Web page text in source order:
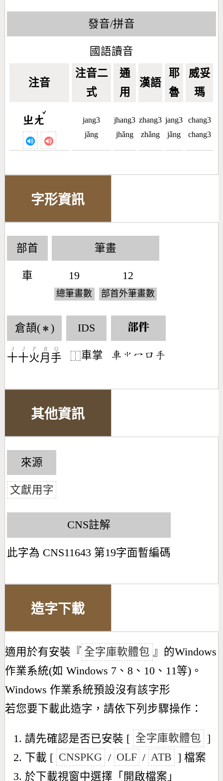
發音/拼音
國語讀音
注音
注音二
式
通
用
漢語
耶
魯
威妥
瑪
ㄓㄤ
ˇ
jang3
jǎng
jhang3
jhǎng
zhang3
zhǎng
jang3
jǎng
chang3
chang3
字形資訊
部首
車
筆畫
19
總筆畫數
12
部首外筆畫數
倉頡( ✱ )
十
J
十
J
火
F
月
B
手
Q
IDS
⿰車掌
部件
󶆢󶂠󶁇󶁶󶃙
其他資訊
來源
文獻用字
CNS註解
此字為 CNS11643 第19字面暫編碼
造字下載
適用於有安裝『 全字庫軟體包 』的Windows
作業系統(如 Windows 7、8、10、11等)。
Windows 作業系統預設沒有該字形
若您要下載此造字，請依下列步驟操作：
請先確認是否已安裝 [ 全字庫軟體包 ]
下載 [ CNSPKG / OLF / ATB ] 檔案
於下載視窗中選擇「開啟檔案」